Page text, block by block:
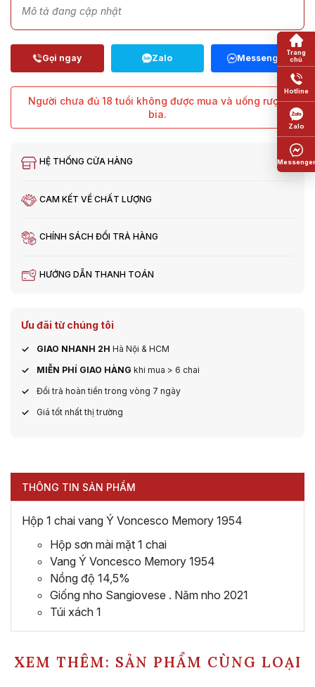
Mô tả đang cập nhật
Người chưa đủ 18 tuổi không được mua và uống rượu,
bia.
HỆ THỐNG CỬA HÀNG
CAM KẾT VỀ CHẤT LƯỢNG
CHÍNH SÁCH ĐỔI TRẢ HÀNG
HƯỚNG DẪN THANH TOÁN
Ưu đãi từ chúng tôi
GIAO NHANH 2H Hà Nội & HCM
MIỄN PHÍ GIAO HÀNG khi mua > 6 chai
Đổi trả hoàn tiền trong vòng 7 ngày
Giá tốt nhất thị trường
THÔNG TIN SẢN PHẨM
Hộp 1 chai vang Ý Voncesco Memory 1954
Hộp sơn mài mặt 1 chai
Vang Ý Voncesco Memory 1954
Nồng độ 14,5%
Giống nho Sangiovese . Năm nho 2021
Túi xách 1
XEM THÊM: SẢN PHẨM CÙNG LOẠI